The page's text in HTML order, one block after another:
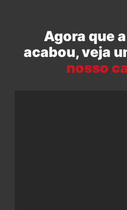
Agora que
acabou, veja
nosso